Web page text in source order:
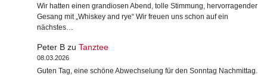
Wir hatten einen grandiosen Abend, tolle Stimmung, hervorragender
Gesang mit „Whiskey and rye“ Wir freuen uns schon auf ein
nächstes…
Peter Bzu Tanztee
08.03.2026
Guten Tag, eine schöne Abwechselung für den Sonntag Nachmittag.